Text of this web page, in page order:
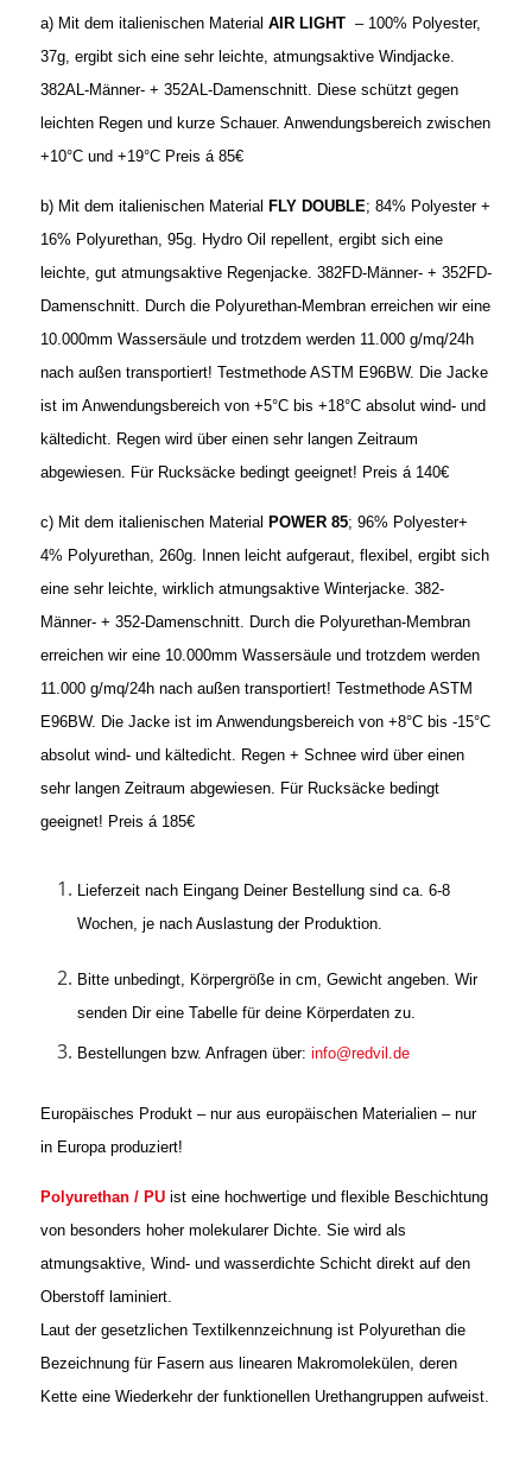
a) Mit dem italienischen Material AIR LIGHT – 100% Polyester,
37g, ergibt sich eine sehr leichte, atmungsaktive Windjacke.
382AL-Männer- + 352AL-Damenschnitt. Diese schützt gegen
leichten Regen und kurze Schauer. Anwendungsbereich zwischen
+10°C und +19°C Preis á 85€
b) Mit dem italienischen Material FLY DOUBLE; 84% Polyester +
16% Polyurethan, 95g. Hydro Oil repellent, ergibt sich eine
leichte, gut atmungsaktive Regenjacke. 382FD-Männer- + 352FD-
Damenschnitt. Durch die Polyurethan-Membran erreichen wir eine
10.000mm Wassersäule und trotzdem werden 11.000 g/mq/24h
nach außen transportiert! Testmethode ASTM E96BW. Die Jacke
ist im Anwendungsbereich von +5°C bis +18°C absolut wind- und
kältedicht. Regen wird über einen sehr langen Zeitraum
abgewiesen. Für Rucksäcke bedingt geeignet! Preis á 140€
c) Mit dem italienischen Material POWER 85; 96% Polyester+
4% Polyurethan, 260g. Innen leicht aufgeraut, flexibel , ergibt sich
eine sehr leichte, wirklich atmungsaktive Winterjacke. 382-
Männer- + 352-Damenschnitt. Durch die Polyurethan-Membran
erreichen wir eine 10.000mm Wassersäule und trotzdem werden
11.000 g/mq/24h nach außen transportiert! Testmethode ASTM
E96BW. Die Jacke ist im Anwendungsbereich von +8°C bis -15°C
absolut wind- und kältedicht. Regen + Schnee wird über einen
sehr langen Zeitraum abgewiesen. Für Rucksäcke bedingt
geeignet! Preis á 185€
Lieferzeit nach Eingang Deiner Bestellung sind ca. 6-8
Wochen, je nach Auslastung der Produktion.
Bitte unbedingt, Körpergröße in cm, Gewicht angeben. Wir
senden Dir eine Tabelle für deine Körperdaten zu.
Bestellungen bzw. Anfragen über: info@redvil.de
Europäisches Produkt – nur aus europäischen Materialien – nur
in Europa produziert!
Polyurethan / PU ist eine hochwertige und flexible Beschichtung
von besonders hoher molekularer Dichte. Sie wird als
atmungsaktive, Wind- und wasserdichte Schicht direkt auf den
Oberstoff laminiert.
Laut der gesetzlichen Textilkennzeichnung ist Polyurethan die
Bezeichnung für Fasern aus linearen Makromolekülen, deren
Kette eine Wiederkehr der funktionellen Urethangruppen aufweist.